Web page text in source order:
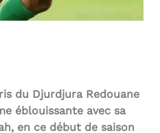
du Djurdjura Redouane
éblouissante avec sa
en ce début de saison